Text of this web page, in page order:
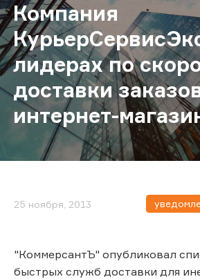
Компания
лидерах по
доставки
интернет-
25 ноября, 2013
"КоммерсантЪ" опубликовал
быстрых служб доставки для